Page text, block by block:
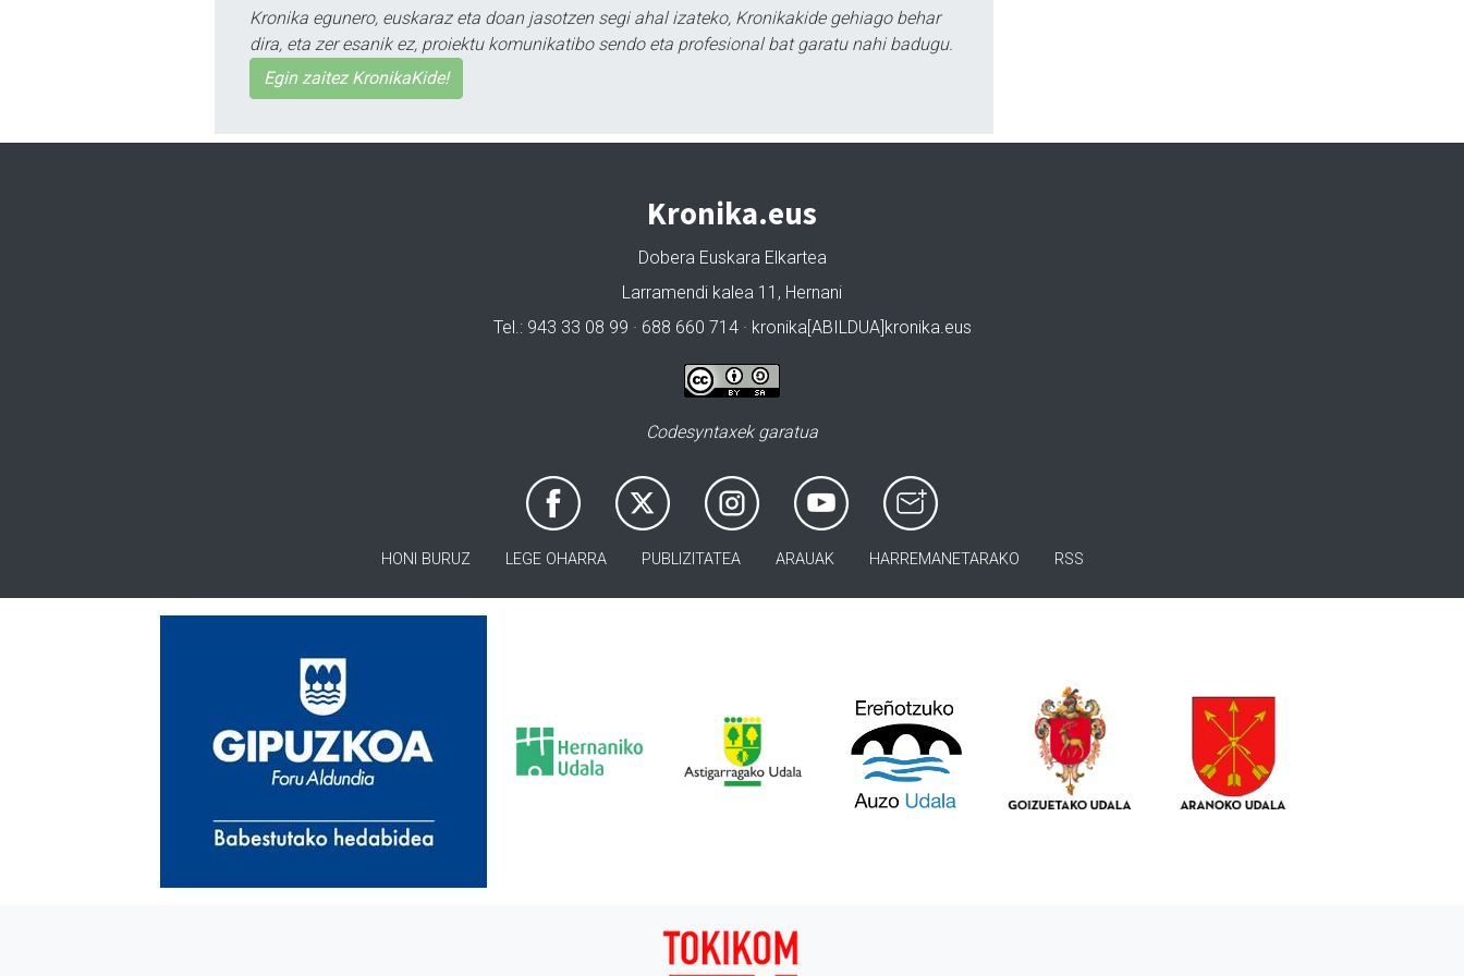
Kronika egunero, euskaraz eta doan jasotzen segi ahal izateko, Kronikakide gehiago behar
dira, eta zer esanik ez, proiektu komunikatibo sendo eta profesional bat garatu nahi badugu.
Egin zaitez KronikaKide!
Kronika.eus
Dobera Euskara Elkartea
Larramendi kalea 11, Hernani
Tel.: 943 33 08 99 · 688 660 714 · kronika[ABILDUA]kronika.eus
Codesyntaxek garatua
HONI BURUZ LEGE OHARRA PUBLIZITATEA ARAUAK HARREMANETARAKO RSS